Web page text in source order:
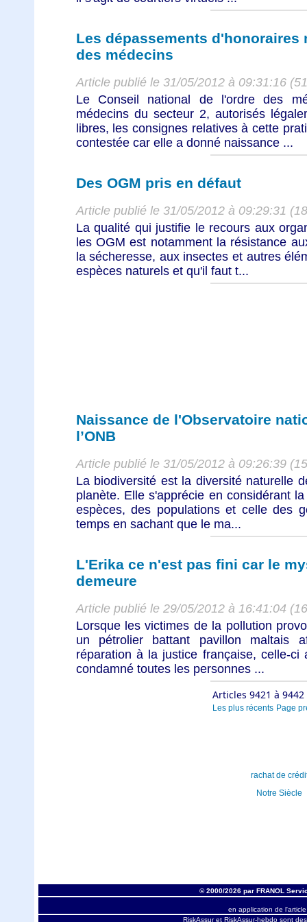
Les dépassements d'honoraires
des médecins
Article publié le 31/05/2012 à 09:31:16
Le Conseil national de l'ordre des
médecins du secteur 2, autorisés
libres, les consignes relatives à cette
contestée car elle a donné naissance ...
Des OGM pris en défaut
Article publié le 31/05/2012 à 09:29:31
La qualité qui justifie le recours aux
les OGM est notamment la résistance
la sécheresse, aux insectes et autres
espèces naturels et qu'il faut t...
Naissance de l'Observatoire
l’ONB
Article publié le 31/05/2012 à 09:26:39
La biodiversité est la diversité naturelle
planète. Elle s'apprécie en considérant
espèces, des populations et celle des
temps en sachant que le ma...
L'Erika ce n'est pas fini car le
demeure
Article publié le 29/05/2012 à 16:41:04
Lorsque les victimes de la pollution
un pétrolier battant pavillon maltais
réparation à la justice française, celle-
condamné toutes les personnes ...
Articles 9421 à
Les plus récents Page
rachat de
Notre Siècle
© 2000/2026 par FRANOL
en application de
RiskAssur et RiskAssur-hebdo sont